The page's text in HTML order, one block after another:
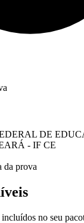
DE
- IF CE
da prova
no seu